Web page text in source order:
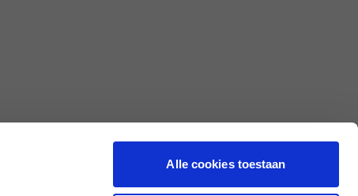
Alle cookies toestaan